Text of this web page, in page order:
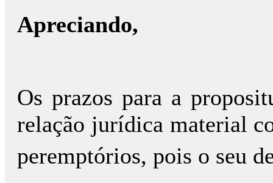
Apreciando,
Os prazos para a
relação jurídica material
peremptórios, pois o seu